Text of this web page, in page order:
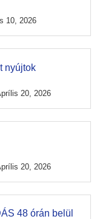
10, 2026
nyújtok
20, 2026
20, 2026
48 órán belül